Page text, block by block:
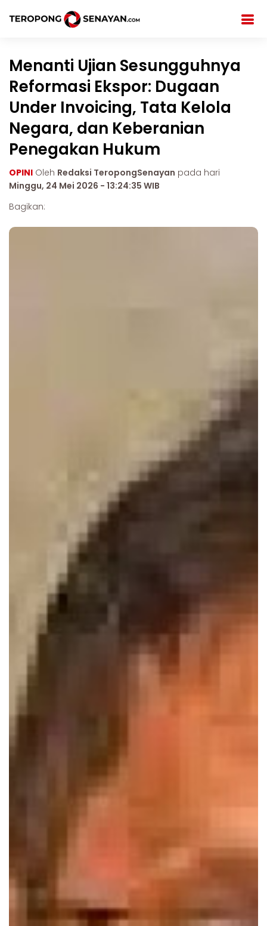
Menanti Ujian Sesungguhnya
Reformasi Ekspor: Dugaan
Under Invoicing, Tata Kelola
Negara, dan Keberanian
Penegakan Hukum
OPINI Oleh Redaksi TeropongSenayan pada hari
Minggu, 24 Mei 2026 - 13:24:35 WIB
Bagikan: